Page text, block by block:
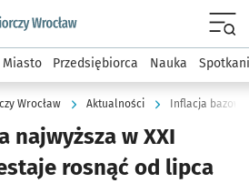
podserwis: Strategia
Miasto Przedsiębiorca Nauka
Wrocław Aktualności Inflacja
najwyższa w XXI
rosnąć od lipca